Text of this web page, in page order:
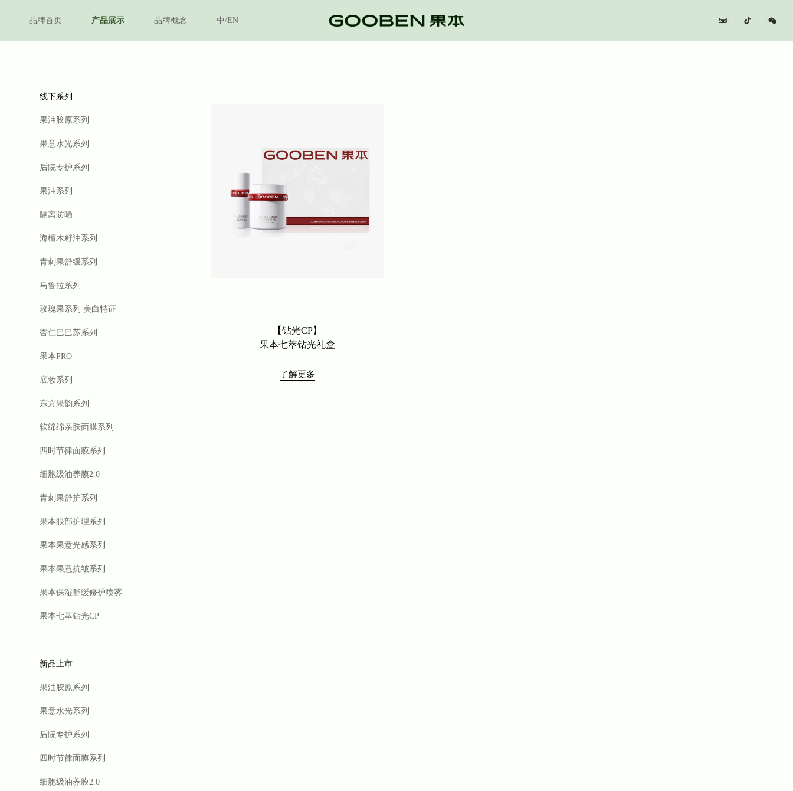
品牌首页 产品展示 品牌概念 中/EN
线下系列
果油胶原系列
果意水光系列
后院专护系列
果油系列
隔离防晒
海檀木籽油系列
青刺果舒缓系列
马鲁拉系列
玫瑰果系列 美白特证
杏仁巴巴苏系列
果本PRO
底妆系列
东方果韵系列
软绵绵亲肤面膜系列
四时节律面膜系列
细胞级油养膜2.0
青刺果舒护系列
果本眼部护理系列
果本果意光感系列
果本果意抗皱系列
果本保湿舒缓修护喷雾
果本七萃钻光CP
新品上市
果油胶原系列
果意水光系列
后院专护系列
四时节律面膜系列
细胞级油养膜2.0
【钻光CP】
果本七萃钻光礼盒
了解更多